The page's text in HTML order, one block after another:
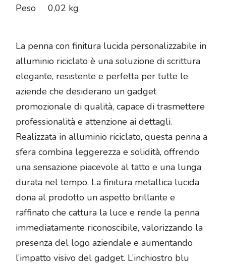
Peso
0,02 kg
La penna con finitura lucida personalizzabile in
alluminio riciclato è una soluzione di scrittura
elegante, resistente e perfetta per tutte le
aziende che desiderano un gadget
promozionale di qualità, capace di trasmettere
professionalità e attenzione ai dettagli.
Realizzata in alluminio riciclato, questa penna a
sfera combina leggerezza e solidità, offrendo
una sensazione piacevole al tatto e una lunga
durata nel tempo. La finitura metallica lucida
dona al prodotto un aspetto brillante e
raffinato che cattura la luce e rende la penna
immediatamente riconoscibile, valorizzando la
presenza del logo aziendale e aumentando
l’impatto visivo del gadget. L’inchiostro blu